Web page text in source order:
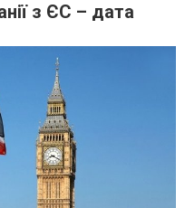
з ЄС – дата